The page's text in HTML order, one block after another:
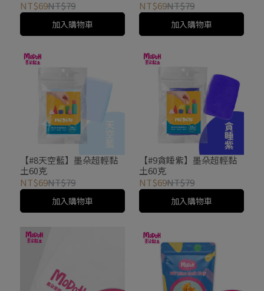
NT$69NT$79
加入購物車
NT$69NT$79
加入購物車
【#8天空藍】墨朵超輕黏
土60克
NT$69NT$79
加入購物車
【#9貪睡紫】墨朵超輕黏
土60克
NT$69NT$79
加入購物車